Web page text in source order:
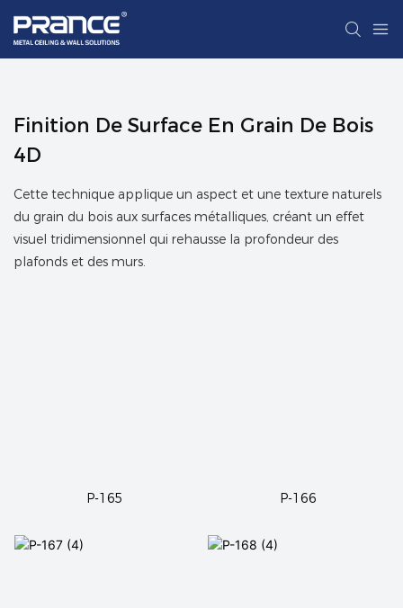
Finition De Surface En Grain De Bois
4D
Cette technique applique un aspect et une texture naturels
du grain du bois aux surfaces métalliques, créant un effet
visuel tridimensionnel qui rehausse la profondeur des
plafonds et des murs.
P-165 P-166